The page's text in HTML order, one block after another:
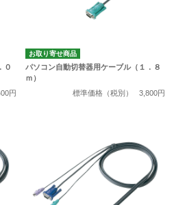
０
円
お取り寄せ商品
パソコン自動切替器用ケーブル（１．８
ｍ）
標準価格（税別）
3,800円